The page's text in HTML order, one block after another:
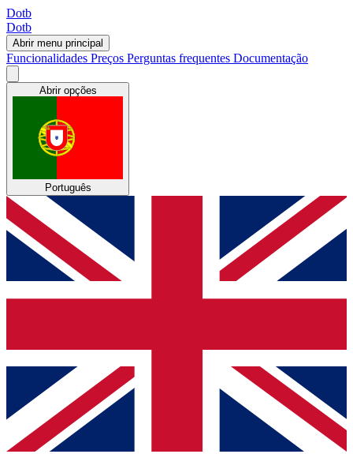
Dotb
Dotb
Abrir menu principal
Funcionalidades Preços Perguntas frequentes Documentação
Abrir opções
Português